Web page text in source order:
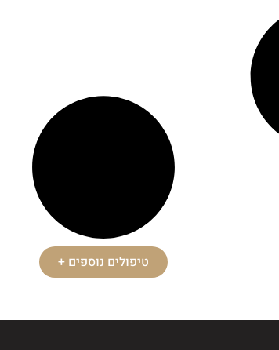
טיפולים נוספים +